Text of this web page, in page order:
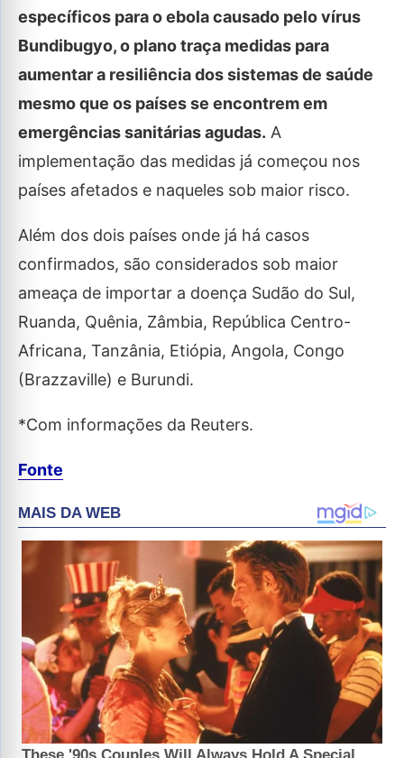
específicos para o ebola causado pelo vírus
Bundibugyo, o plano traça medidas para
aumentar a resiliência dos sistemas de saúde
mesmo que os países se encontrem em
emergências sanitárias agudas. A
implementação das medidas já começou nos
países afetados e naqueles sob maior risco.
Além dos dois países onde já há casos
confirmados, são considerados sob maior
ameaça de importar a doença Sudão do Sul,
Ruanda, Quênia, Zâmbia, República Centro-
Africana, Tanzânia, Etiópia, Angola, Congo
(Brazzaville) e Burundi.
*Com informações da Reuters.
Fonte